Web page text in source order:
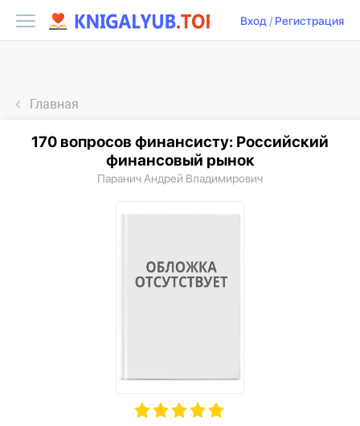
Вход/ Регистрация
Главная
170 вопросов финансисту: Российский
финансовый рынок
Паранич Андрей Владимирович